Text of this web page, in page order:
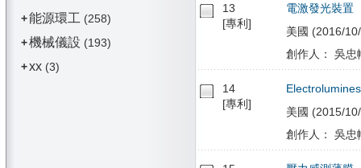
+能源環工 (258)
+機械儀設 (193)
+xx(3)
13
[專利]
電激發光裝置
美國 (2016/
創作人： 吳忠
14
[專利]
美國 (2015/
創作人： 吳忠